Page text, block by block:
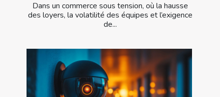
Dans un commerce sous tension, où la hausse
des loyers, la volatilité des équipes et l’exigence
de...